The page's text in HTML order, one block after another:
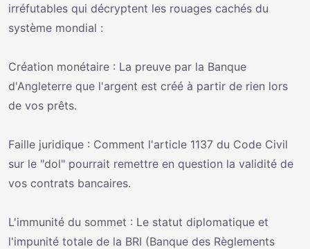
irréfutables qui décryptent les rouages cachés du
système mondial :
Création monétaire : La preuve par la Banque
d'Angleterre que l'argent est créé à partir de rien lors
de vos prêts.
Faille juridique : Comment l'article 1137 du Code Civil
sur le "dol" pourrait remettre en question la validité de
vos contrats bancaires.
L'immunité du sommet : Le statut diplomatique et
l'impunité totale de la BRI (Banque des Règlements